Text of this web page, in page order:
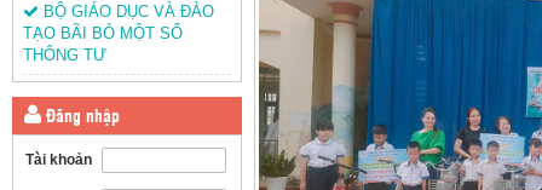
BỘ GIÁO DỤC VÀ ĐÀO
TẠO BÃI BỎ MỘT SỐ
THÔNG TƯ
Đăng nhập
Tài khoản